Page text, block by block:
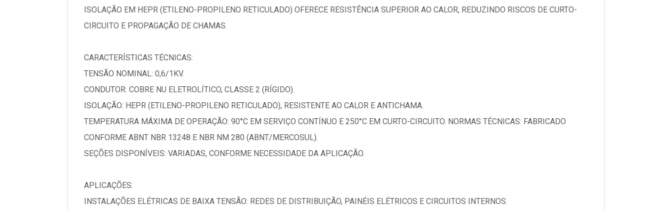
ISOLAÇÃO EM HEPR (ETILENO-PROPILENO RETICULADO) OFERECE RESISTÊNCIA SUPERIOR AO CALOR, REDUZINDO RISCOS DE CURTO-
CIRCUITO E PROPAGAÇÃO DE CHAMAS.
CARACTERÍSTICAS TÉCNICAS:
TENSÃO NOMINAL: 0,6/1KV.
CONDUTOR: COBRE NU ELETROLÍTICO, CLASSE 2 (RÍGIDO).
ISOLAÇÃO: HEPR (ETILENO-PROPILENO RETICULADO), RESISTENTE AO CALOR E ANTICHAMA.
TEMPERATURA MÁXIMA DE OPERAÇÃO: 90°C EM SERVIÇO CONTÍNUO E 250°C EM CURTO-CIRCUITO. NORMAS TÉCNICAS: FABRICADO
CONFORME ABNT NBR 13248 E NBR NM 280 (ABNT/MERCOSUL).
SEÇÕES DISPONÍVEIS: VARIADAS, CONFORME NECESSIDADE DA APLICAÇÃO.
APLICAÇÕES:
INSTALAÇÕES ELÉTRICAS DE BAIXA TENSÃO: REDES DE DISTRIBUIÇÃO, PAINÉIS ELÉTRICOS E CIRCUITOS INTERNOS.